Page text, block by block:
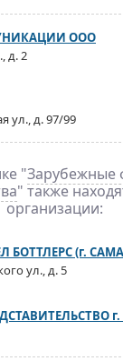
ООО
д. 2
ул., д. 97/99
"Зарубежные
" также
организации:
БОТТЛЕРС (г.
ул., д. 5